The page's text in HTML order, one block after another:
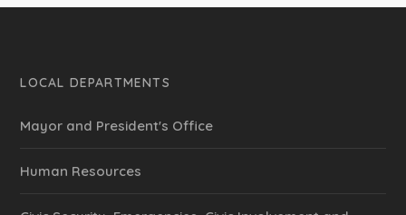
LOCAL DEPARTMENTS
Mayor and President's Office
Human Resources